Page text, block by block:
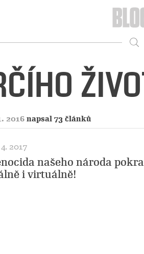
2016 napsal 73 článků
2017
našeho národa
i virtuálně!